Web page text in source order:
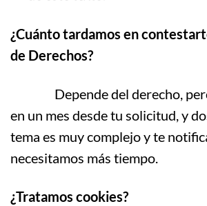
¿Cuánto tardamos en
de Derechos?
Depende del derecho, pero
en un mes desde tu solicitud, y
tema es muy complejo y te
necesitamos más tiempo.
¿Tratamos cookies?